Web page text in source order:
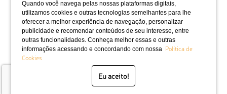
Quando você navega pelas nossas plataformas digitais,
utilizamos cookies e outras tecnologias semelhantes para lhe
oferecer a melhor experiência de navegação, personalizar
publicidade e recomendar conteúdos de seu interesse, entre
outras funcionalidades. Conheça melhor essas e outras
informações acessando e concordando com nossa Política de
Cookies
Eu aceito!
LOCALIZAÇÃO